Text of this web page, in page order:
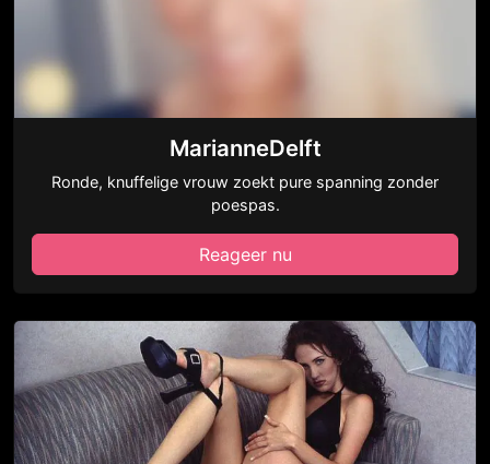
MarianneDelft
Ronde, knuffelige vrouw zoekt pure spanning zonder
poespas.
Reageer nu